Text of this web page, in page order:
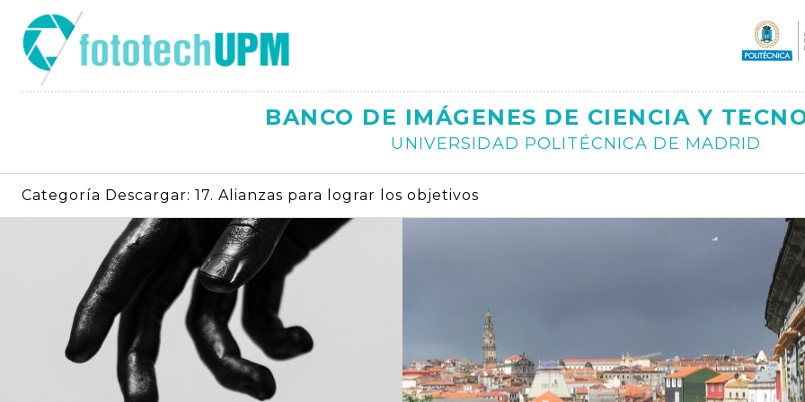
contenido
BANCO DE IMÁGENES DE CIENCIA Y
UNIVERSIDAD POLITÉCNICA DE MADRID
Categoría Descargar: 17. Alianzas para lograr los objetivos